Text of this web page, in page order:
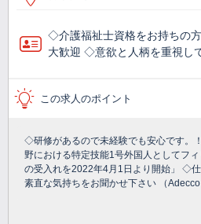
◇介護福祉士資格をお持ちの
大歓迎 ◇意欲と人柄を重視
この求人のポイント
◇研修があるので未経験でも安心です。
野における特定技能1号外国人としてフ
の受入れを2022年4月1日より開始」 ◇
素直な気持ちをお聞かせ下さい （Adecco